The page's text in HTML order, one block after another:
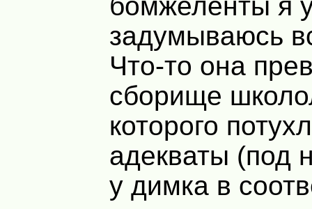
задумываюсь
Что-то она
сборище
которого
адекваты (под
у димка в